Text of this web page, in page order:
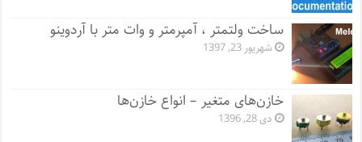
ساخت ولتمتر ، آمپرمتر و وات متر با آردوینو
شهریور 23, 1397
خازن‌های متغیر – انواع خازن‌ها
دی 28, 1396